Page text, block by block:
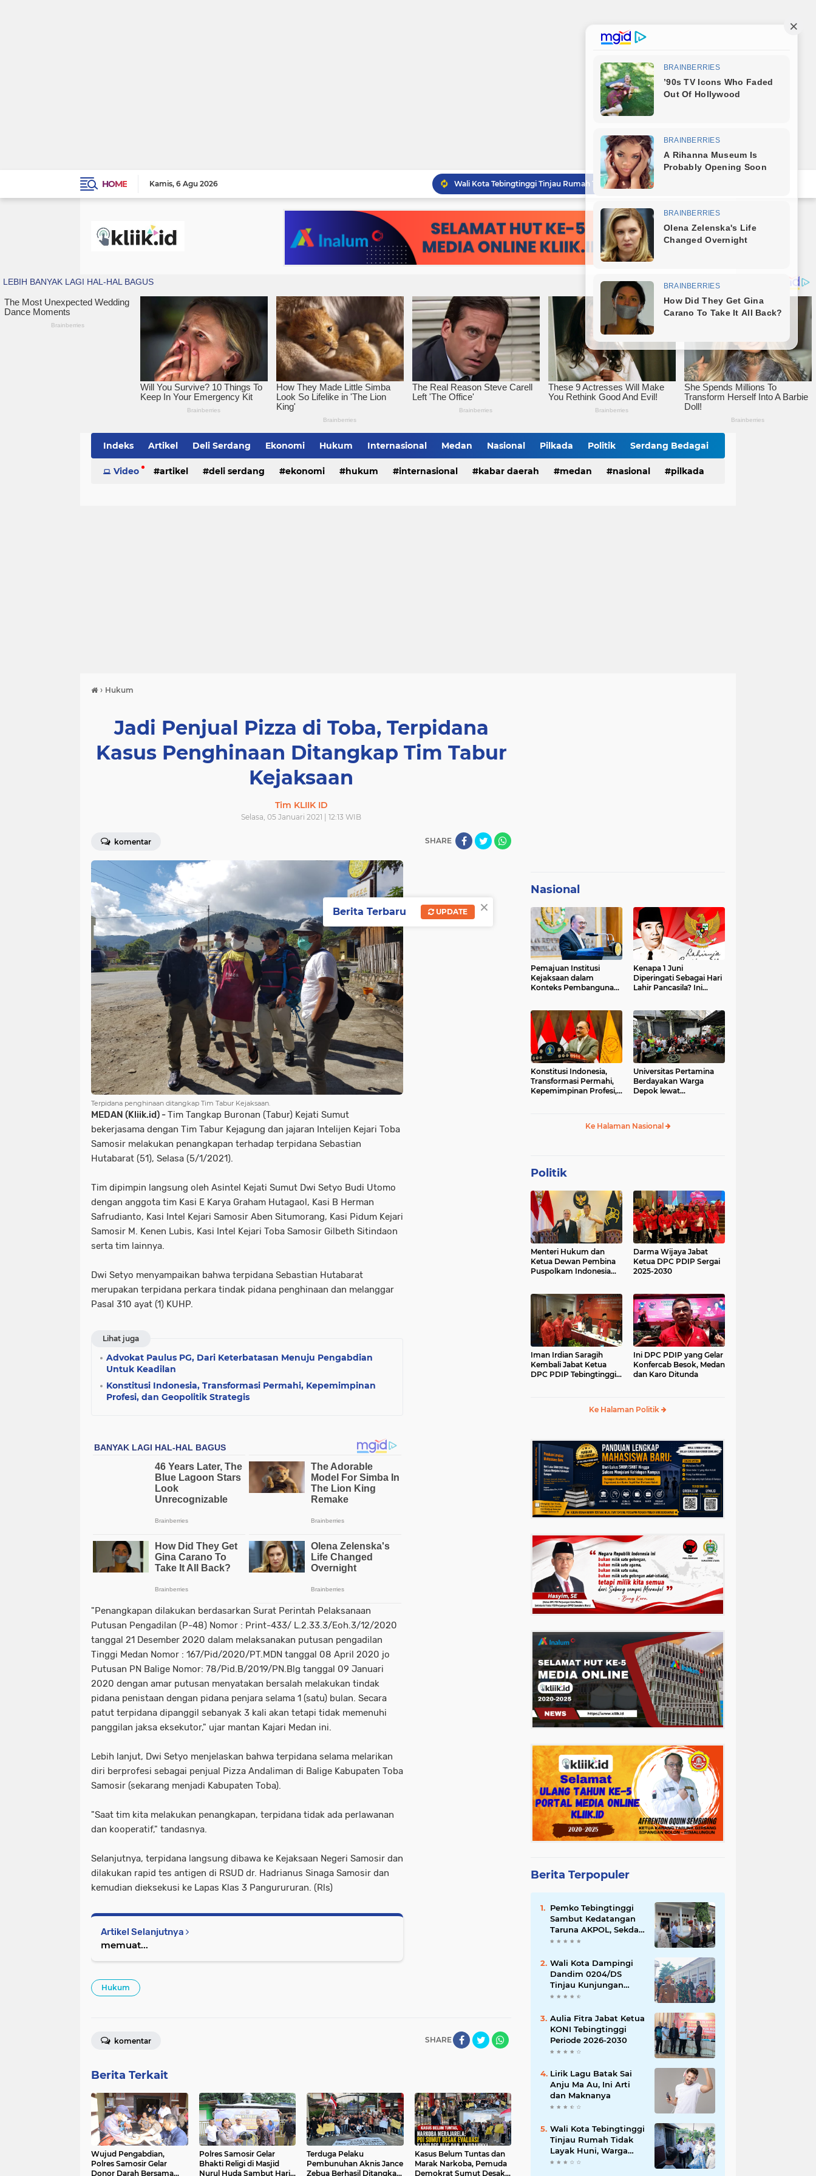
HOME Kamis 6 Agu 2026
Wali Kota Tebingtinggi Sampaikan Ranperda Pertanggungjawaban APBD 2025
Sambut HUT RI ke-81, Wali Kota Tebingtinggi Bagikan Bendera Merah Putih Kepada Masyarakat
Wali Kota Tebingtinggi Lepas Kontingen Jambore Nasional Gerakan Pramuka XII Tahun 2026
Pemko Tebingtinggi Komitmen Percepatan Turunkan Stunting
Bareng Kapolres dan Dandim, Wali Kota Tebingtinggi Jamu Taruna AKPOL di Rumah Dinas
Sat Reskrim Polres Tebingtinggi Selesaikan Kasus Pengeroyokan Melalui Restorative Justice
Indeks Artikel Deli Serdang Ekonomi Hukum Internasional Medan Nasional Pilkada Politik Serdang Bedagai
Simalungun Sumatera Utara Tebing Tinggi
Video artikel deli serdang ekonomi hukum internasional kabar daerah medan nasional pilkada
› Hukum
Jadi Penjual Pizza di Toba, Terpidana
Kasus Penghinaan Ditangkap Tim Tabur
Kejaksaan
Tim KLIIK ID
Selasa, 05 Januari 2021 | 12:13 WIB
komentar SHARE
Terpidana penghinaan ditangkap Tim Tabur Kejaksaan.
MEDAN (Kliik.id) -Tim Tangkap Buronan (Tabur) Kejati Sumut
bekerjasama dengan Tim Tabur Kejagung dan jajaran Intelijen Kejari Toba
Samosir melakukan penangkapan terhadap terpidana Sebastian
Hutabarat (51), Selasa (5/1/2021).
Tim dipimpin langsung oleh Asintel Kejati Sumut Dwi Setyo Budi Utomo
dengan anggota tim Kasi E Karya Graham Hutagaol, Kasi B Herman
Safrudianto, Kasi Intel Kejari Samosir Aben Situmorang, Kasi Pidum Kejari
Samosir M. Kenen Lubis, Kasi Intel Kejari Toba Samosir Gilbeth Sitindaon
serta tim lainnya.
Dwi Setyo menyampaikan bahwa terpidana Sebastian Hutabarat
merupakan terpidana perkara tindak pidana penghinaan dan melanggar
Pasal 310 ayat (1) KUHP.
Lihat juga
Advokat Paulus PG, Dari Keterbatasan Menuju Pengabdian
Untuk Keadilan
Konstitusi Indonesia, Transformasi Permahi, Kepemimpinan
Profesi, dan Geopolitik Strategis
"Penangkapan dilakukan berdasarkan Surat Perintah Pelaksanaan
Putusan Pengadilan (P-48) Nomor : Print-433/ L.2.33.3/Eoh.3/12/2020
tanggal 21 Desember 2020 dalam melaksanakan putusan pengadilan
Tinggi Medan Nomor : 167/Pid/2020/PT.MDN tanggal 08 April 2020 jo
Putusan PN Balige Nomor: 78/Pid.B/2019/PN.Blg tanggal 09 Januari
2020 dengan amar putusan menyatakan bersalah melakukan tindak
pidana penistaan dengan pidana penjara selama 1 (satu) bulan. Secara
patut terpidana dipanggil sebanyak 3 kali akan tetapi tidak memenuhi
panggilan jaksa eksekutor," ujar mantan Kajari Medan ini.
Lebih lanjut, Dwi Setyo menjelaskan bahwa terpidana selama melarikan
diri berprofesi sebagai penjual Pizza Andaliman di Balige Kabupaten Toba
Samosir (sekarang menjadi Kabupaten Toba).
"Saat tim kita melakukan penangkapan, terpidana tidak ada perlawanan
dan kooperatif," tandasnya.
Selanjutnya, terpidana langsung dibawa ke Kejaksaan Negeri Samosir dan
dilakukan rapid tes antigen di RSUD dr. Hadrianus Sinaga Samosir dan
kemudian dieksekusi ke Lapas Klas 3 Pangurururan. (Rls)
Artikel Selanjutnya
memuat...
Hukum
SHARE
komentar
Berita Terkait
Wujud Pengabdian,
Polres Samosir Gelar
Donor Darah Bersama
Polres Samosir Gelar
Bhakti Religi di Masjid
Nurul Huda Sambut Hari
Terduga Pelaku
Pembunuhan Aknis Jance
Zebua Berhasil Ditangkap,
Kasus Belum Tuntas dan
Marak Narkoba, Pemuda
Demokrat Sumut Desak
Nasional
Pemajuan Institusi
Kejaksaan dalam
Konteks Pembangunan
Kenapa 1 Juni
Diperingati Sebagai Hari
Lahir Pancasila? Ini
Konstitusi Indonesia,
Transformasi Permahi,
Kepemimpinan Profesi,
Universitas Pertamina
Berdayakan Warga
Depok lewat
Ke Halaman Nasional
Politik
Menteri Hukum dan
Ketua Dewan Pembina
Puspolkam Indonesia
Beserta Agenda
Reformatif dan
Transformatif dalam
Pembangunan Negara
Hukum dan
Kelembagaan
Kementerian Hukum
Darma Wijaya Jabat
Ketua DPC PDIP Sergai
2025-2030
Iman Irdian Saragih
Kembali Jabat Ketua
DPC PDIP Tebingtinggi
Ini DPC PDIP yang Gelar
Konfercab Besok, Medan
dan Karo Ditunda
Ke Halaman Politik
Berita Terpopuler
Pemko Tebingtinggi
Sambut Kedatangan
Taruna AKPOL, Sekda:
Jadikan Momen
Wali Kota Dampingi
Dandim 0204/DS
Tinjau Kunjungan
Taruna AKPOL di
Tebingtinggi
Aulia Fitra Jabat Ketua
KONI Tebingtinggi
Periode 2026-2030
Lirik Lagu Batak Sai
Anju Ma Au, Ini Arti
dan Maknanya
Wali Kota Tebingtinggi
Tinjau Rumah Tidak
Layak Huni, Warga
Sampaikan Apresiasi
×
Berita Terbaru UPDATE